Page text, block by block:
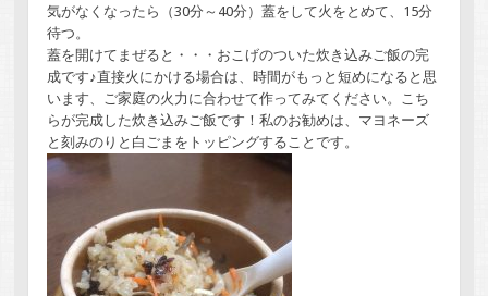
気がなくなったら（30分～40分）蓋をして火をとめて、15分
待つ。
蓋を開けてまぜると・・・おこげのついた炊き込みご飯の完
成です♪直接火にかける場合は、時間がもっと短めになると思
います、ご家庭の火力に合わせて作ってみてください。こち
らが完成した炊き込みご飯です！私のお勧めは、マヨネーズ
と刻みのりと白ごまをトッピングすることです。